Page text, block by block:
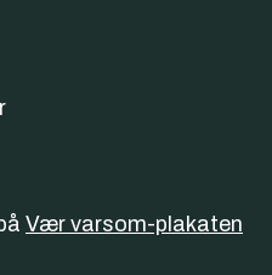
Vær varsom-plakaten